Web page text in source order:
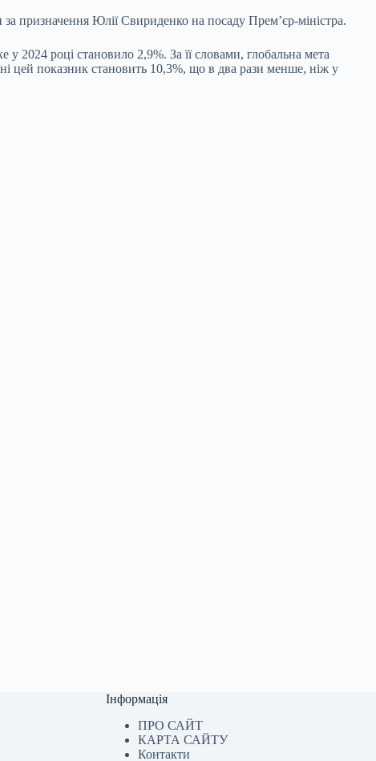
призначення Юлії Свириденко на посаду Прем’єр-міністра.
2024 році становило 2,9%. За її словами, глобальна мета
цей показник становить 10,3%, що в два рази менше, ніж у
Інформація
ПРО САЙТ
КАРТА САЙТУ
Контакти